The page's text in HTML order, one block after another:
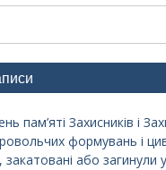
пам’яті Захисників і
формувань і
закатовані або загинули